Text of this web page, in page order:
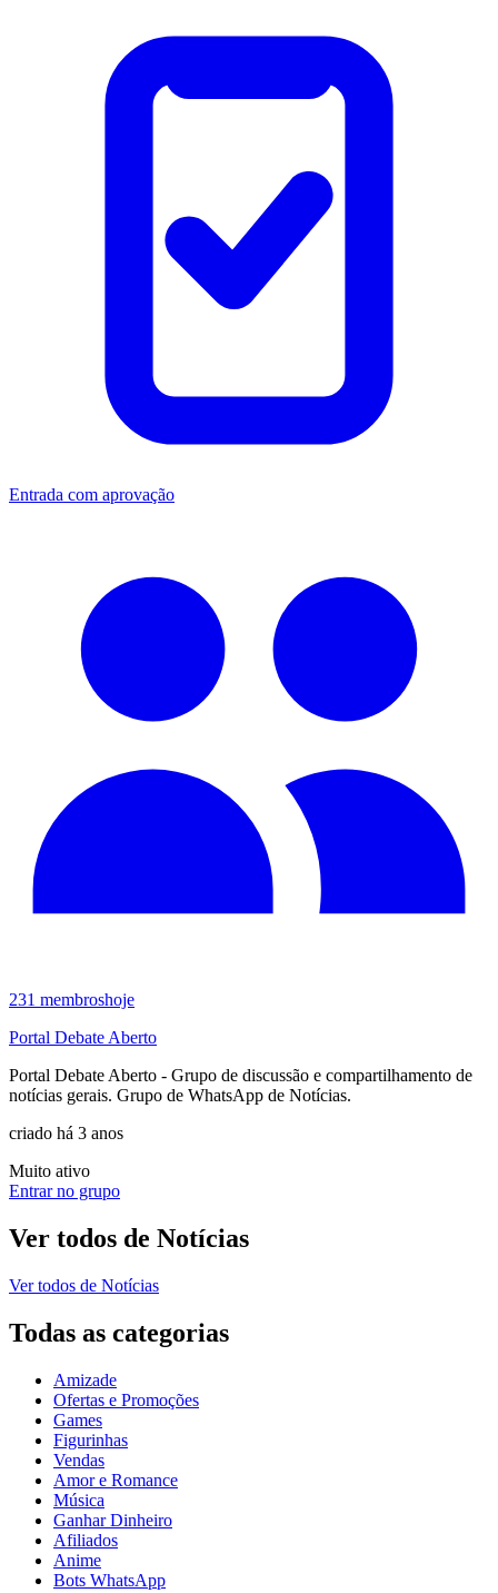
Entrada com aprovação
231 membroshoje
Portal Debate Aberto
Portal Debate Aberto - Grupo de discussão e compartilhamento de
notícias gerais. Grupo de WhatsApp de Notícias.
criado há 3 anos
Muito ativo
Entrar no grupo
Ver todos de Notícias
Ver todos de Notícias
Todas as categorias
Amizade
Ofertas e Promoções
Games
Figurinhas
Vendas
Amor e Romance
Música
Ganhar Dinheiro
Afiliados
Anime
Bots WhatsApp